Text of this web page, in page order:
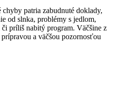
patria zabudnuté doklady,
od slnka, problémy s jedlom,
príliš nabitý program. Väčšine z
a väčšou pozornosťou